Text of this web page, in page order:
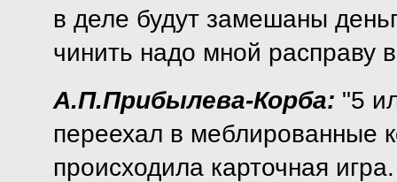
в деле будут замешаны
чинить надо мной расправу
А.П.Прибылева-Корба: "5
переехал в меблированные
происходила карточная